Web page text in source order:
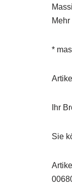
Mehr
*
Ihr
Sie